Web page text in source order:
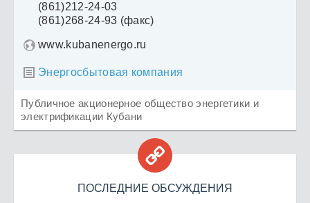
(861)212-24-03
(861)268-24-93 (факс)
www.kubanenergo.ru
 Энергосбытовая компания
Публичное акционерное общество энергетики и
электрификации Кубани

ПОСЛЕДНИЕ ОБСУЖДЕНИЯ